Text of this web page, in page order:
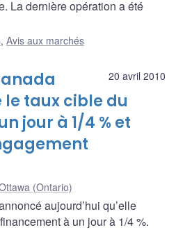
La dernière opération a été
, Avis aux marchés
20 avril 2010
taux cible du
jour à 1/4 % et
(Ontario)
aujourd’hui qu’elle
à un jour à 1/4 %.